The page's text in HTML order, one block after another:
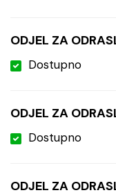
ODJEL ZA
Dostupno
ODJEL ZA
Dostupno
ODJEL ZA